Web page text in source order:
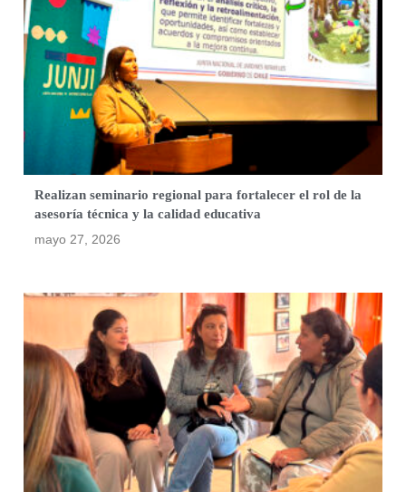
Realizan seminario regional para fortalecer el rol de la
asesoría técnica y la calidad educativa
mayo 27, 2026